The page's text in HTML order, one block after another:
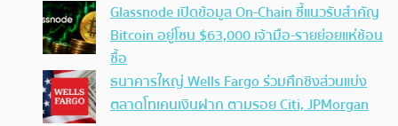
Glassnode เปิดข้อมูล On-Chain ชี้แนวรับสำคัญ
Bitcoin อยู่โซน $63,000 เจ้ามือ-รายย่อยแห่ช้อน
ซื้อ
ธนาคารใหญ่ Wells Fargo ร่วมศึกชิงส่วนแบ่ง
ตลาดโทเคนเงินฝาก ตามรอย Citi, JPMorgan